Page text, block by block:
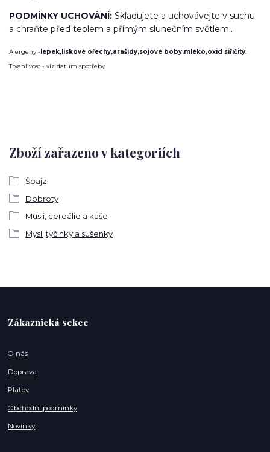
PODMÍNKY UCHOVÁNÍ: Skladujete a uchovávejte v suchu
a chraňte před teplem a přímým slunečním světlem..
Alergeny -lepek,lískové ořechy,arašídy,sojové boby,mléko,oxid siřičitý.
Trvanlivost - viz datum spotřeby.
Zboží zařazeno v kategoriích
Špajz
Dobroty
Müsli, cereálie a kaše
Mysli,tyčinky a sušenky
Zákaznická sekce
O nás
Doprava
Platby
Obchodní podmínky
Novinky